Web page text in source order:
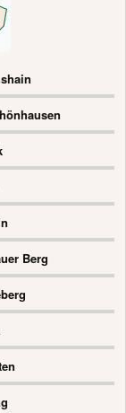
Berg